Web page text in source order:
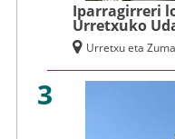
Iparragirreri
Urretxuko
Urretxu eta
3